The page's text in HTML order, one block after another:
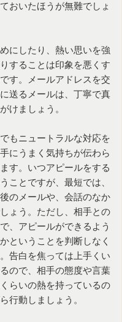
おいたほうが無難でしょ
にしたり、熱い思いを強
することは印象を悪くす
す。メールアドレスを交
送るメールは、丁寧で真
けましょう。
もニュートラルな対応を
にうまく気持ちが伝わら
す。いつアピールをする
ことですが、最短では、
のメールや、会話のなか
ょう。ただし、相手との
、アピールができるよう
ということを判断しなく
告白を焦っては上手くい
ので、相手の態度や言葉
らいの熱を持っているの
行動しましょう。